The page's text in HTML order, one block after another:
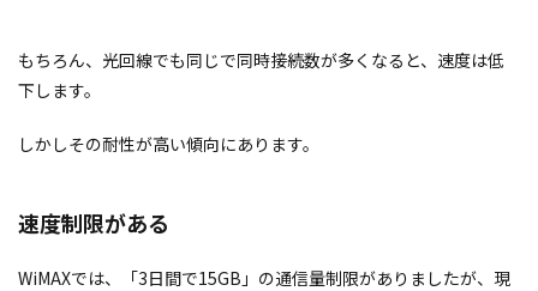
もちろん、光回線でも同じで同時接続数が多くなると、速度は低
下します。
しかしその耐性が高い傾向にあります。
速度制限がある
WiMAXでは、「3日間で15GB」の通信量制限がありましたが、現